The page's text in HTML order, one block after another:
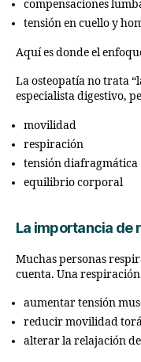
compensaciones
tensión en cuello y
Aquí es donde el
La osteopatía no trata
especialista digestivo,
movilidad
respiración
tensión diafragmática
equilibrio corporal
La importancia de
Muchas personas
cuenta. Una
aumentar tensión
reducir movilidad
alterar la relajación